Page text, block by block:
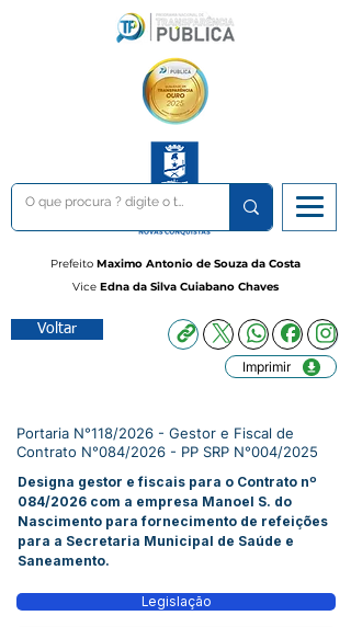
Prefeito Maximo Antonio de Souza da Costa
Vice Edna da Silva Cuiabano Chaves
Voltar
Imprimir
Portaria N°118/2026 - Gestor e Fiscal de
Contrato N°084/2026 - PP SRP N°004/2025
Designa gestor e fiscais para o Contrato nº
084/2026 com a empresa Manoel S. do
Nascimento para fornecimento de refeições
para a Secretaria Municipal de Saúde e
Saneamento.
Legislação